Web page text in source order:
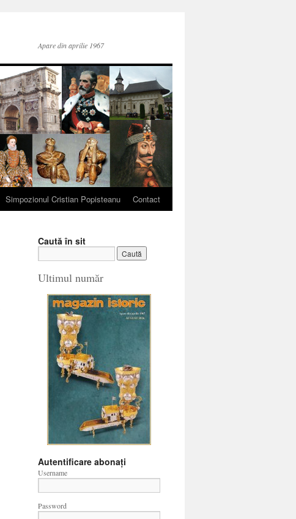
Apare din aprilie 1967
Simpozionul Cristian Popisteanu Contact
Caută în sit
Ultimul număr
Autentificare abonați
Username
Password